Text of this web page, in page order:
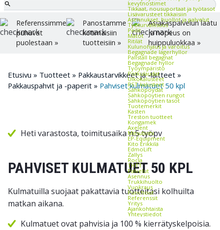
kevytnostimet
Tikkaat, nousuportaat ja työtasot
Lisävarusteet tikkaisiin
Asennukset, huollot ja palvelut
Työturvallisuus
Peilit
Matot
Ritilät
Kulunohjaus ja varoitus
Begagnade lagerhyllor
Pallställ begagnat
Begagnade hyllor
Työympäristö
Potkulaudat
Ulkokalusteet
RST-kalusteet
Sähköpöydät
Sähköpöytien rungot
Sähköpöytien tasot
Tuotemerkit
Kasten
Treston tuotteet
Kongamek
Axelent
Mitsubishi
EP-Equipment
Kito Erikkilä
EdmoLift
Zallys
Rocla
THTT
Palvelut
Asennus
Trukkihuolto
Vuokraus
Punchout
Referenssit
Yritys
Ajankohtaista
Yhteystiedot
Referenssimme
puhuvat
puolestaan »
Panostamme
kotimaisiin
tuotteisiin »
Asiakaspalvelun laatu
ja nopeus on
huippuluokkaa »
Etusivu » Tuotteet » Pakkaustarvikkeet ja -laitteet »
Pakkauspahvit ja -paperit » Pahviset kulmatuet 50 kpl
Heti varastosta, toimitusaika n.5 työpv
PAHVISET KULMATUET 50 KPL
Kulmatuilla suojaat pakattavia tuotteitasi kolhuilta
matkan aikana.
Kulmatuet ovat pahvisia ja 100 % kierrätyskelpoisia.